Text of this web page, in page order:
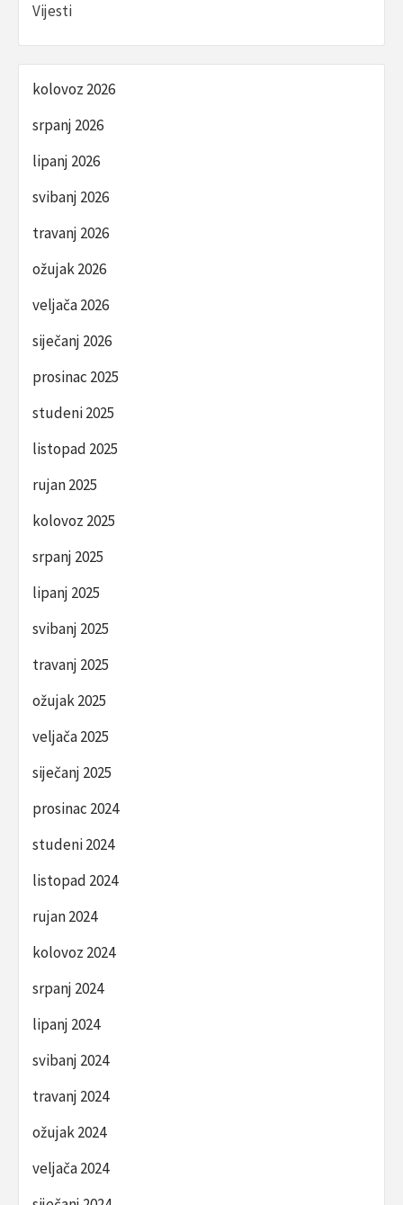
Vijesti
kolovoz 2026
srpanj 2026
lipanj 2026
svibanj 2026
travanj 2026
ožujak 2026
veljača 2026
siječanj 2026
prosinac 2025
studeni 2025
listopad 2025
rujan 2025
kolovoz 2025
srpanj 2025
lipanj 2025
svibanj 2025
travanj 2025
ožujak 2025
veljača 2025
siječanj 2025
prosinac 2024
studeni 2024
listopad 2024
rujan 2024
kolovoz 2024
srpanj 2024
lipanj 2024
svibanj 2024
travanj 2024
ožujak 2024
veljača 2024